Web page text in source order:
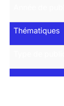
Thématiques